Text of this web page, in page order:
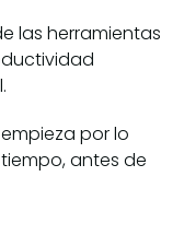
las herramientas
por lo
antes de